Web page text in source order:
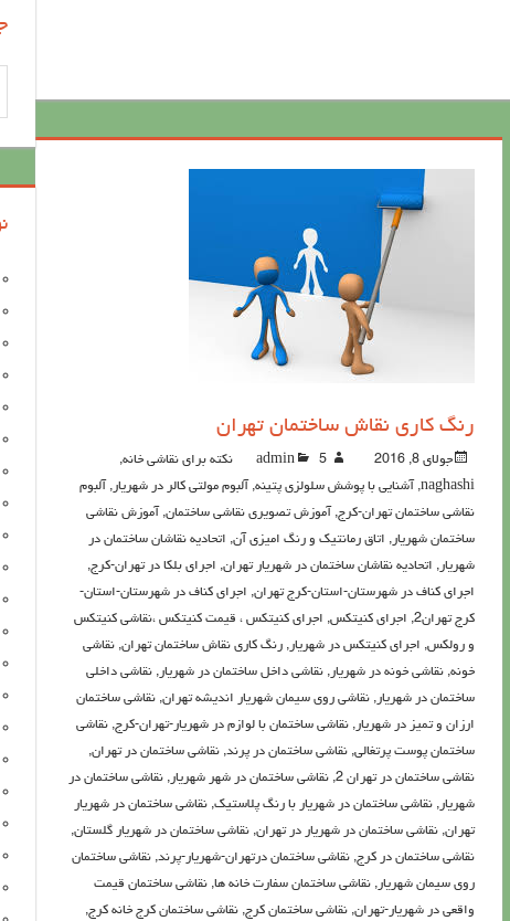
رنگ كاري نقاش ساختمان تهران
جولای 8, 2016 admin 5نکته برای نقاشی خانه
,
naghashi
, آشنايي با پوشش سلولزي پتينه, آلبوم مولتی کالر در شهریار, آلبوم
نقاشی ساختمان تهران-کرج, آموزش تصویری نقاشی ساختمان, آموزش نقاشی
ساختمان شهریار, اتاق رمانتیک و رنگ امیزی آن, اتحادیه نقاشان ساختمان در
شهریار, اتحادیه نقاشان ساختمان در شهریار تهران, اجرای بلکا در تهران-کرج,
اجرای کناف در شهرستان-استان-کرج تهران, اجرای کناف در شهرستان-استان-
کرج تهران2 , اجرای کنیتکس, اجرای کنیتکس ، قیمت کنیتکس ،نقاشي كنيتكس
و رولكس, اجرای کنیتکس در شهریار,رنگ كاري نقاش ساختمان تهران,نقاشی
خونه,نقاشی خونه در شهریار,نقاشی داخل ساختمان در شهریار,نقاشی داخلی
ساختمان در شهریار,نقاشی روی سیمان شهریار اندیشه تهران,نقاشی ساختمان
ارزان و تمیز در شهریار,نقاشی ساختمان با لوازم در شهریار-تهران-کرج,نقاشی
ساختمان پوست پرتغالی,نقاشی ساختمان در پرند,نقاشی ساختمان در تهران,
نقاشی ساختمان در تهران 2 ,نقاشی ساختمان در شهر شهریار,نقاشی ساختمان در
شهریار,نقاشی ساختمان در شهریار با رنگ پلاستیک,نقاشی ساختمان در شهریار
تهران,نقاشی ساختمان در شهریار در تهران,نقاشی ساختمان در شهریار گلستان,
نقاشی ساختمان در کرج,نقاشی ساختمان درتهران-شهریار-پرند,نقاشی ساختمان
روی سیمان شهریار,نقاشی ساختمان سفارت خانه ها,نقاشی ساختمان قیمت
واقعی در شهریار-تهران,نقاشی ساختمان کرج,نقاشی ساختمان کرج خانه کرج,